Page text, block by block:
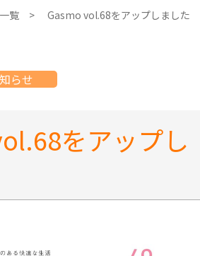
覧 Gasmo vol.68をアップしました
らせ
をアップし